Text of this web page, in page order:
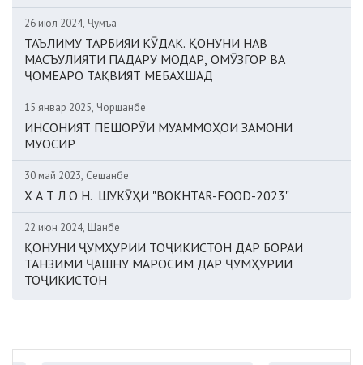
26 июл 2024, Ҷумъа
ТАЪЛИМУ ТАРБИЯИ КӮДАК. ҚОНУНИ НАВ
МАСЪУЛИЯТИ ПАДАРУ МОДАР, ОМӮЗГОР ВА
ҶОМЕАРО ТАҚВИЯТ МЕБАХШАД
15 январ 2025, Чоршанбе
ИНСОНИЯТ ПЕШОРӮИ МУАММОҲОИ ЗАМОНИ
МУОСИР
30 май 2023, Сешанбе
Х А Т Л О Н. ШУКӮҲИ "BOKHTAR-FOOD-2023"
22 июн 2024, Шанбе
ҚОНУНИ ҶУМҲУРИИ ТОҶИКИСТОН ДАР БОРАИ
ТАНЗИМИ ҶАШНУ МАРОСИМ ДАР ҶУМҲУРИИ
ТОҶИКИСТОН